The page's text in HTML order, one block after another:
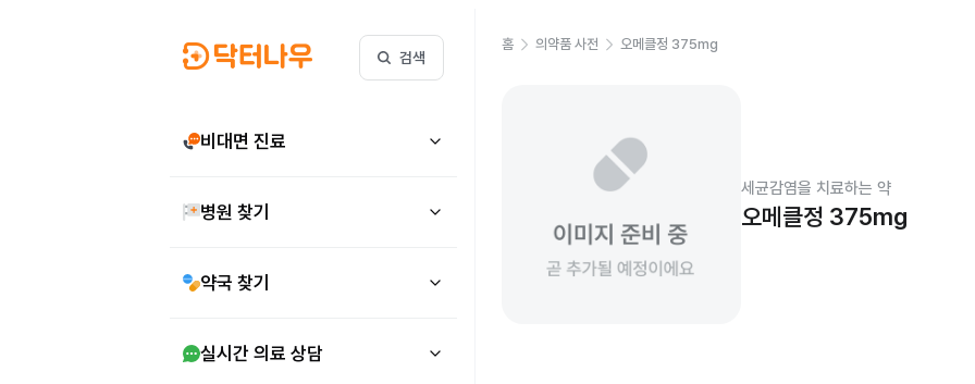
검색
비대면 진료
병원 찾기
약국 찾기
실시간 의료 상담
홈 의약품 사전 오메클정 375mg
세균감염을 치료하는 약
오메클정 375mg